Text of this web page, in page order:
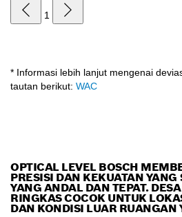
1
* Informasi lebih lanjut mengenai
tautan berikut: WAC
OPTICAL LEVEL BOSCH
PRESISI DAN KEKUATAN
YANG ANDAL DAN TEPAT.
RINGKAS COCOK UNTUK
DAN KONDISI LUAR RUANGAN